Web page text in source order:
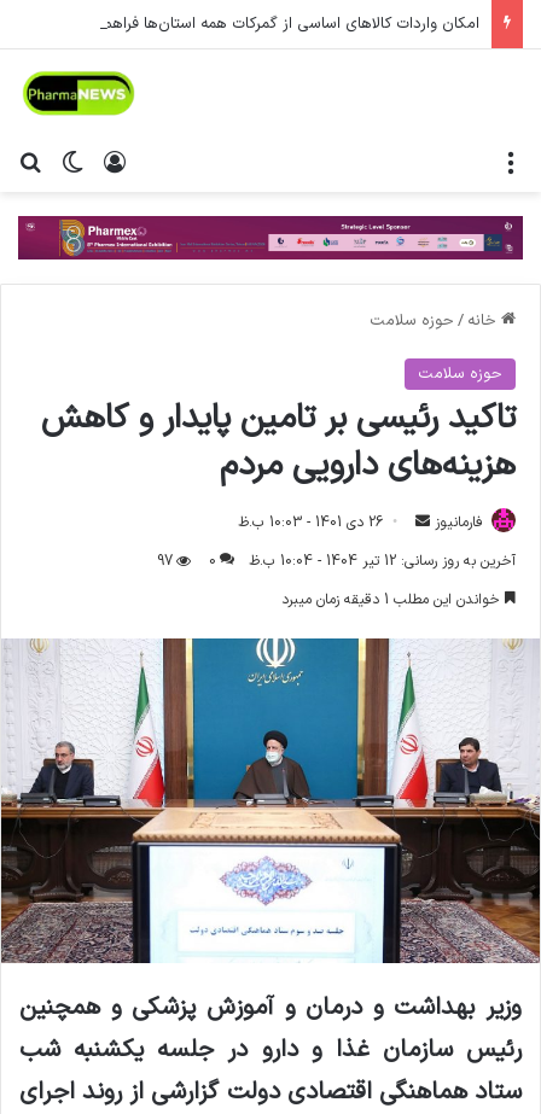
امکان واردات کالاهای اساسی از گمرکات همه استان‌ها فراهم شد.
تغییر ورود
خانه / حوزه سلامت
حوزه سلامت
تاکید رئیسی بر تامین پایدار و کاهش
هزینه‌های دارویی مردم
فارمانیوز
ا
ل
ا
ی
م
ی
ل
26 دی 1401 - 10:03 ب.ظ
آخرین به روز رسانی: 12 تیر 1404 - 10:04 ب.ظ
0
97
خواندن این مطلب 1 دقیقه زمان میبرد
وزیر بهداشت و درمان و آموزش پزشکی و همچنین
رئیس سازمان غذا و دارو در جلسه یکشنبه شب
ستاد هماهنگی اقتصادی دولت گزارشی از روند اجرای